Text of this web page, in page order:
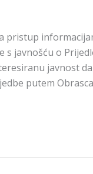
pristup
s javnošću o
javnost
putem